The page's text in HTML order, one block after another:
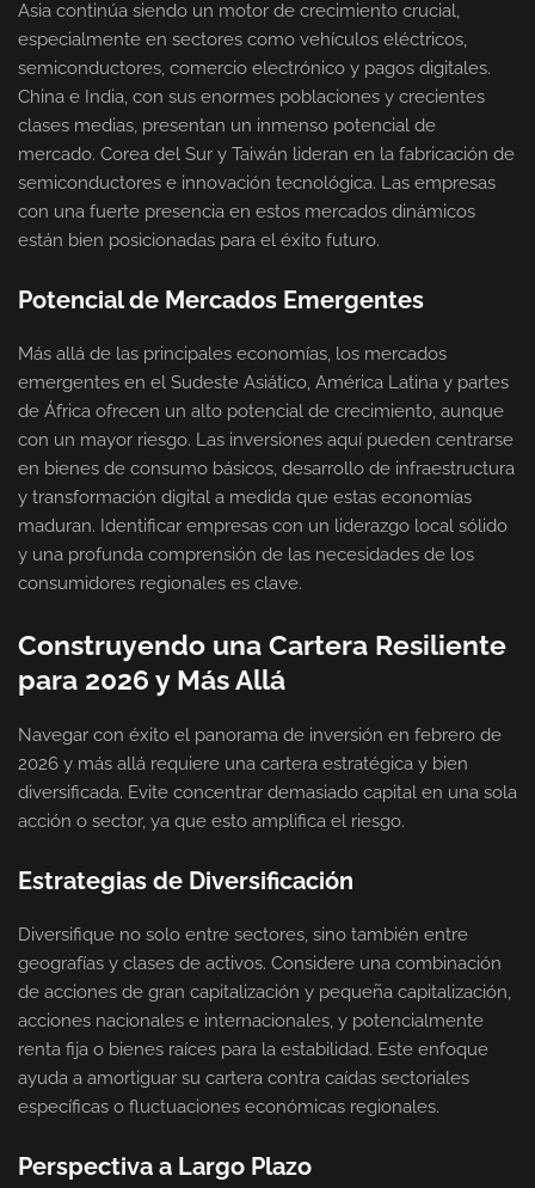
Asia continúa siendo un motor de crecimiento crucial,
especialmente en sectores como vehículos eléctricos,
semiconductores, comercio electrónico y pagos digitales.
China e India, con sus enormes poblaciones y crecientes
clases medias, presentan un inmenso potencial de
mercado. Corea del Sur y Taiwán lideran en la fabricación de
semiconductores e innovación tecnológica. Las empresas
con una fuerte presencia en estos mercados dinámicos
están bien posicionadas para el éxito futuro.
Potencial de Mercados Emergentes
Más allá de las principales economías, los mercados
emergentes en el Sudeste Asiático, América Latina y partes
de África ofrecen un alto potencial de crecimiento, aunque
con un mayor riesgo. Las inversiones aquí pueden centrarse
en bienes de consumo básicos, desarrollo de infraestructura
y transformación digital a medida que estas economías
maduran. Identificar empresas con un liderazgo local sólido
y una profunda comprensión de las necesidades de los
consumidores regionales es clave.
Construyendo una Cartera Resiliente
para 2026 y Más Allá
Navegar con éxito el panorama de inversión en febrero de
2026 y más allá requiere una cartera estratégica y bien
diversificada. Evite concentrar demasiado capital en una sola
acción o sector, ya que esto amplifica el riesgo.
Estrategias de Diversificación
Diversifique no solo entre sectores, sino también entre
geografías y clases de activos. Considere una combinación
de acciones de gran capitalización y pequeña capitalización,
acciones nacionales e internacionales, y potencialmente
renta fija o bienes raíces para la estabilidad. Este enfoque
ayuda a amortiguar su cartera contra caídas sectoriales
específicas o fluctuaciones económicas regionales.
Perspectiva a Largo Plazo